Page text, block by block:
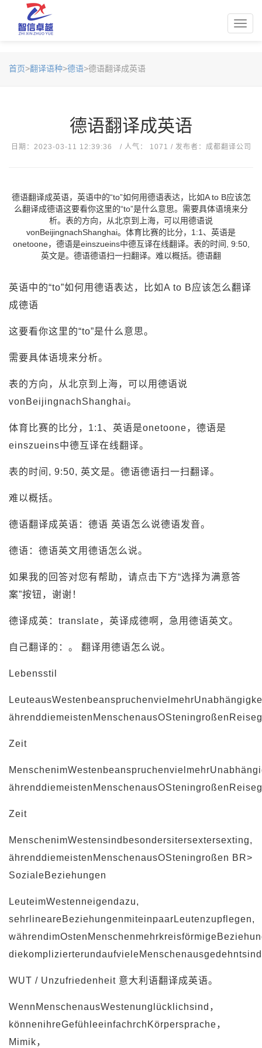
首页>翻译语种>德语>德语翻译成英语
德语翻译成英语
日期：2023-03-11 12:39:36 / 人气： 1071 / 发布者：成都翻译公司
德语翻译成英语，英语中的“to”如何用德语表达，比如A to B应该怎
么翻译成德语这要看你这里的“to”是什么意思。需要具体语境来分
析。表的方向，从北京到上海，可以用德语说
vonBeijingnachShanghai。体育比赛的比分，1:1、英语是
onetoone，德语是einszueins中德互译在线翻译。表的时间, 9:50,
英文是。德语德语扫一扫翻译。难以概括。德语翻
英语中的“to”如何用德语表达，比如A to B应该怎么翻译
成德语
这要看你这里的“to”是什么意思。
需要具体语境来分析。
表的方向，从北京到上海，可以用德语说
vonBeijingnachShanghai。
体育比赛的比分，1:1、英语是onetoone，德语是
einszueins中德互译在线翻译。
表的时间, 9:50, 英文是。德语德语扫一扫翻译。
难以概括。
德语翻译成英语：德语 英语怎么说德语发音。
德语：德语英文用德语怎么说。
如果我的回答对您有帮助，请点击下方“选择为满意答
案”按钮，谢谢！
德译成英：translate，英译成德啊，急用德语英文。
自己翻译的：。 翻译用德语怎么说。
Lebensstil
Zeit
Zeit
MenschenimWestensindbesondersitersextersexting,
ährenddiemeistenMenschenausOSteningroßen BR>
SozialeBeziehungen
LeuteimWestenneigendazu,
sehrlineareBeziehungenmiteinpaarLeutenzupflegen,
WUT / Unzufriedenheit 意大利语翻译成英语。
WennMenschenausWestenunglücklichsind，
könnenihreGefühleeinfachrchKörpersprache，
Mimik，